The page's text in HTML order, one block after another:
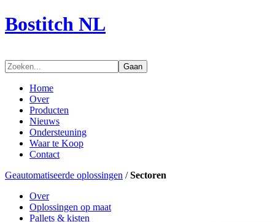
Bostitch NL
Gaan
Home
Over
Producten
Nieuws
Ondersteuning
Waar te Koop
Contact
Geautomatiseerde oplossingen /Sectoren
Over
Oplossingen op maat
Pallets & kisten